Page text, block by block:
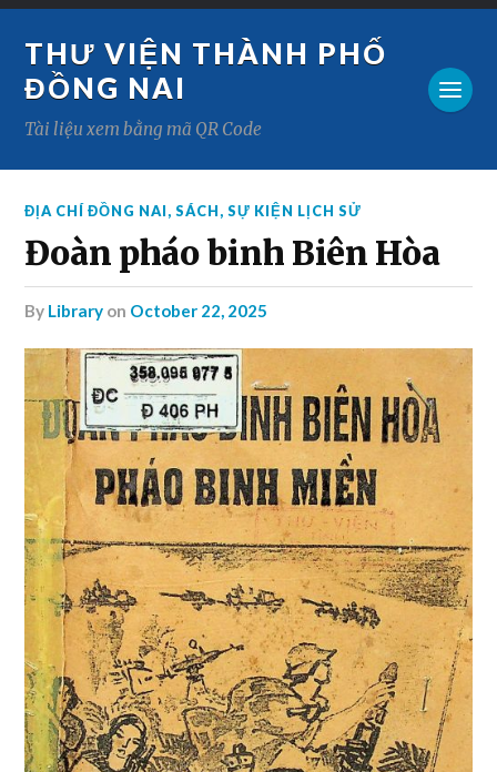
THƯ VIỆN THÀNH PHỐ
ĐỒNG NAI
Tài liệu xem bằng mã QR Code
ĐỊA CHÍ ĐỒNG NAI,SÁCH,SỰ KIỆN LỊCH SỬ
Đoàn pháo binh Biên Hòa
by Library on October 22, 2025